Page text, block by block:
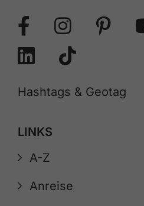
Hashtags & Geotag
LINKS
A-Z
Anreise